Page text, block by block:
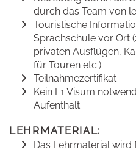
durch das Team von
Touristische
Sprachschule vor Ort
privaten Ausflügen,
für Touren etc.)
Teilnahmezertifikat
Kein F1 Visum
Aufenthalt
LEHRMATERIAL:
Das Lehrmaterial